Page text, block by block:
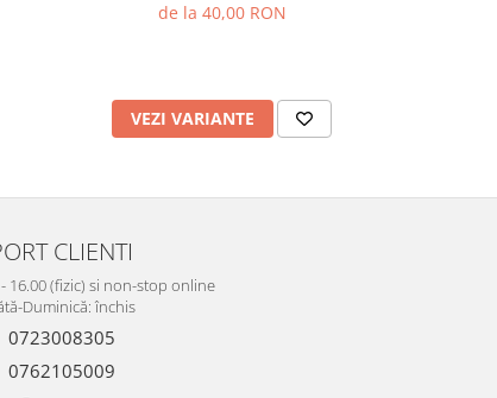
de la 40,00 RON
VEZI VARIANTE
CLIENTI
16.00 (fizic) si non-stop online
Duminică: închis
0723008305
0762105009